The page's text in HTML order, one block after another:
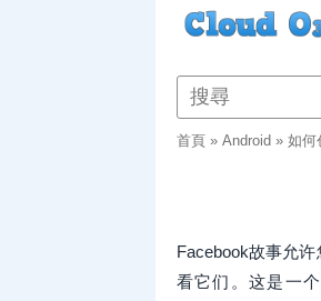
首頁» Android » 如何
Facebook故事允
看它们。这是一